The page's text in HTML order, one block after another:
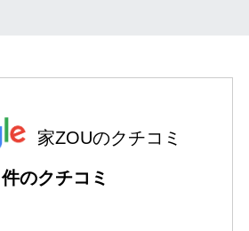
家ZOUのクチコミ
件のクチコミ